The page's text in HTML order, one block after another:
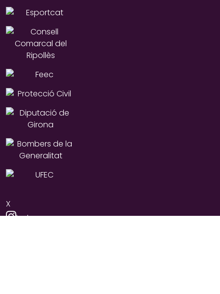
X
Instagram